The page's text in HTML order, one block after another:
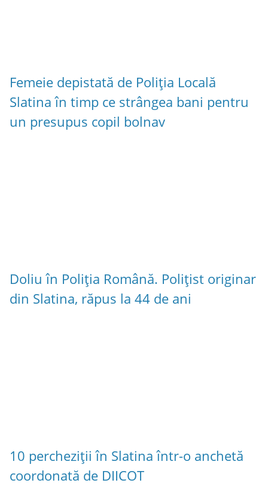
Femeie depistată de Poliția Locală
Slatina în timp ce strângea bani pentru
un presupus copil bolnav
Doliu în Poliția Română. Polițist originar
din Slatina, răpus la 44 de ani
10 percheziții în Slatina într-o anchetă
coordonată de DIICOT